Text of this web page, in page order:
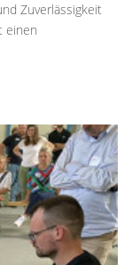
Zuverlässigkeit
einen